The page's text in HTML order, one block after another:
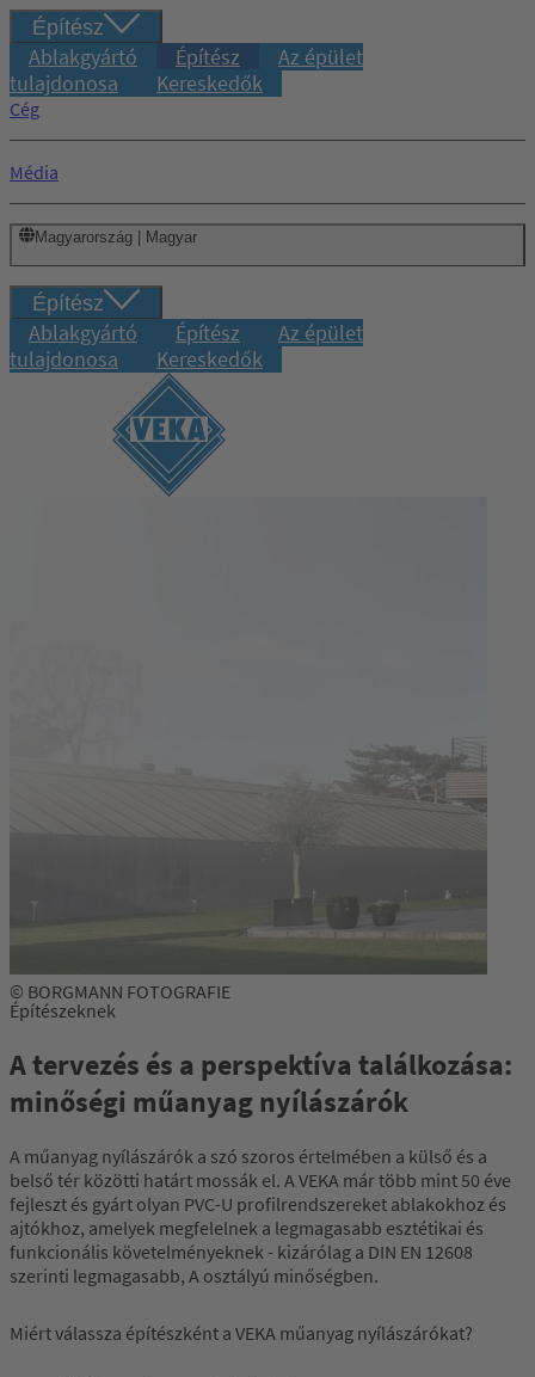
Építész
Ablakgyártó Építész
Az épület
tulajdonosa
Kereskedők
Cég
Média
Magyarország | Magyar
Építész
Ablakgyártó Építész
Az épület
tulajdonosa
Kereskedők
© BORGMANN FOTOGRAFIE
Építészeknek
A tervezés és a perspektíva találkozása:
minőségi műanyag nyílászárók
A műanyag nyílászárók a szó szoros értelmében a külső és a
belső tér közötti határt mossák el. A VEKA már több mint 50 éve
fejleszt és gyárt olyan PVC-U profilrendszereket ablakokhoz és
ajtókhoz, amelyek megfelelnek a legmagasabb esztétikai és
funkcionális követelményeknek - kizárólag a DIN EN 12608
szerinti legmagasabb, A osztályú minőségben.
Miért válassza építészként a VEKA műanyag nyílászárókat?